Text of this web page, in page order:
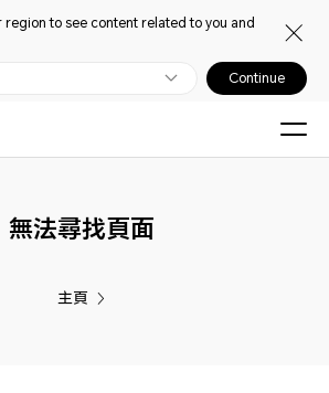
region to see content related to you and
Continue
無法尋找頁面
主頁